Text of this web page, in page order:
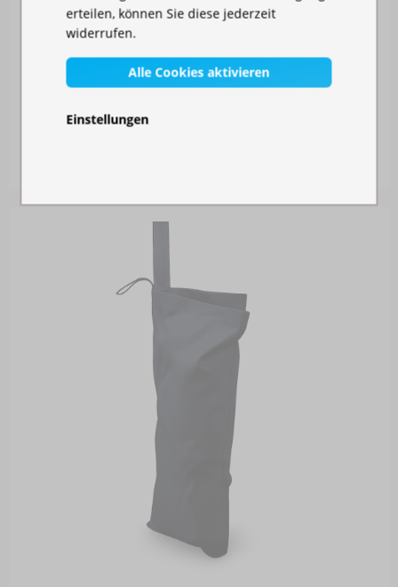
erteilen, können Sie diese jederzeit
widerrufen.
Alle Cookies aktivieren
Einstellungen